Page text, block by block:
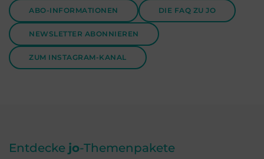
ABO-INFORMATIONEN DIE FAQ ZU JO
NEWSLETTER ABONNIEREN
ZUM INSTAGRAM-KANAL
Entdecke jo-Themenpakete